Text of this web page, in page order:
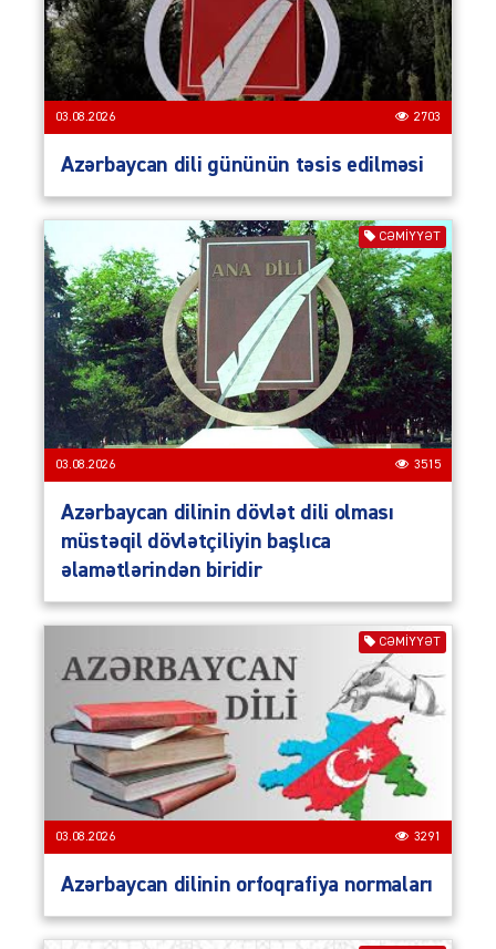
03.08.2026 2703
Azərbaycan dili gününün təsis edilməsi
CƏMIYYƏT
03.08.2026 3515
Azərbaycan dilinin dövlət dili olması
müstəqil dövlətçiliyin başlıca
əlamətlərindən biridir
CƏMIYYƏT
03.08.2026 3291
Azərbaycan dilinin orfoqrafiya normaları